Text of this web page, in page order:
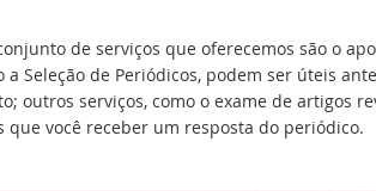
de serviços que oferecemos são o
a Seleção de Periódicos, podem ser úteis
outros serviços, como o exame de artigos
que você receber um resposta do periódico.